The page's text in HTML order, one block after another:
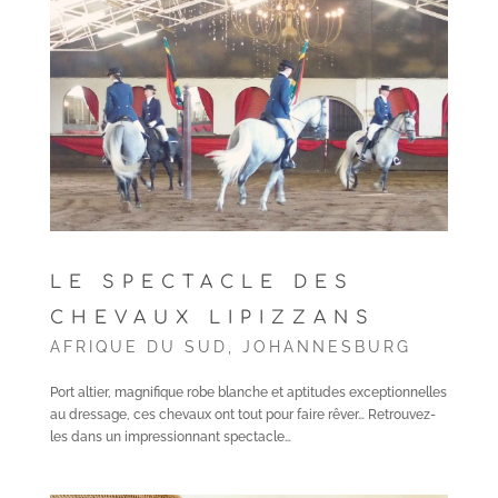
LE SPECTACLE DES
CHEVAUX LIPIZZANS
AFRIQUE DU SUD JOHANNESBURG
Port altier, magnifique robe blanche et aptitudes exceptionnelles
au dressage, ces chevaux ont tout pour faire rêver… Retrouvez-
les dans un impressionnant spectacle…